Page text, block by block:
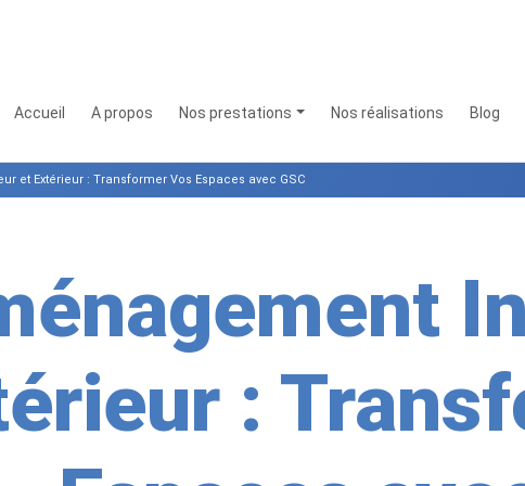
Accueil A propos Nos prestations Nos réalisations Blog
et Extérieur : Transformer Vos Espaces avec GSC
: